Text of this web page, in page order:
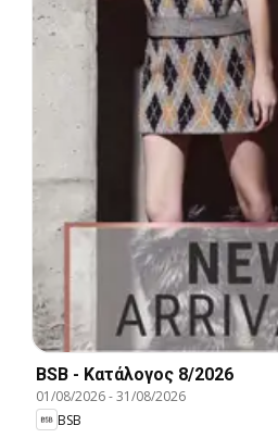
BSB - Kατάλογος 8/2026
01/08/2026-31/08/2026
BSB